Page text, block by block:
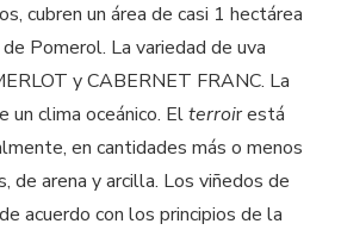
cubren un área de casi 1 hectárea
Pomerol. La variedad de uva
y CABERNET FRANC. La
un clima oceánico. Elterroir está
en cantidades más o menos
de arena y arcilla. Los viñedos de
acuerdo con los principios de la